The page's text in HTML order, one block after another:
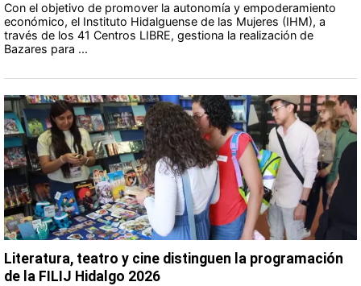
Con el objetivo de promover la autonomía y empoderamiento
económico, el Instituto Hidalguense de las Mujeres (IHM), a
través de los 41 Centros LIBRE, gestiona la realización de
Bazares para ...
Literatura, teatro y cine distinguen la programación
de la FILIJ Hidalgo 2026